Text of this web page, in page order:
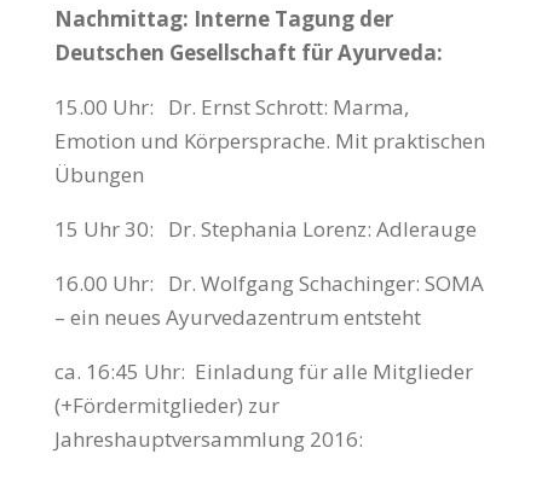
Nachmittag: Interne Tagung der
Deutschen Gesellschaft für Ayurveda:
15.00 Uhr: Dr. Ernst Schrott: Marma,
Emotion und Körpersprache. Mit praktischen
Übungen
15 Uhr 30: Dr. Stephania Lorenz: Adlerauge
16.00 Uhr: Dr. Wolfgang Schachinger: SOMA
– ein neues Ayurvedazentrum entsteht
ca. 16:45 Uhr: Einladung für alle Mitglieder
(+Fördermitglieder) zur
Jahreshauptversammlung 2016: